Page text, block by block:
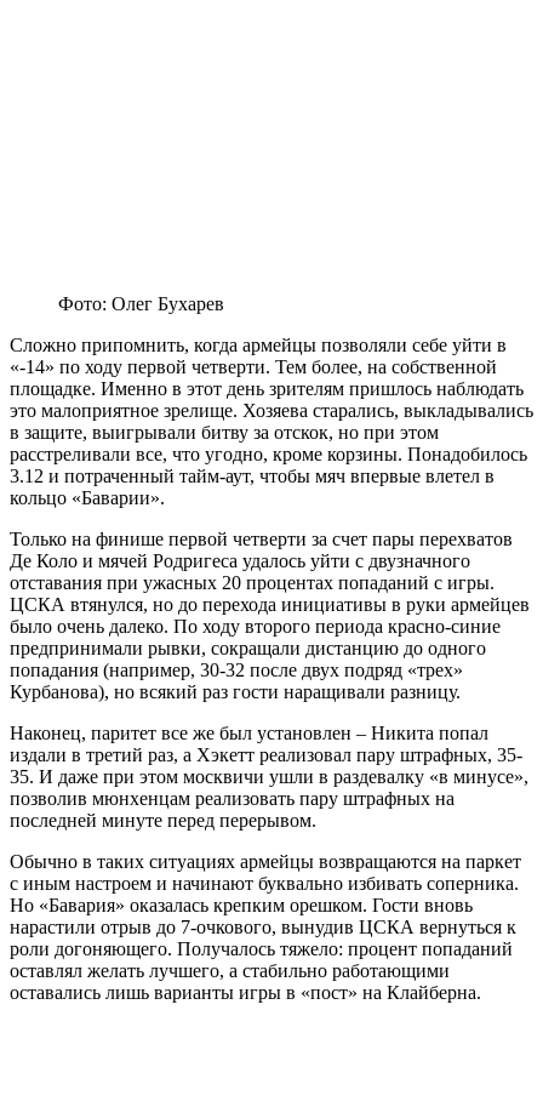
Фото: Олег Бухарев
Сложно припомнить, когда армейцы позволяли себе уйти в
«-14» по ходу первой четверти. Тем более, на собственной
площадке. Именно в этот день зрителям пришлось наблюдать
это малоприятное зрелище. Хозяева старались, выкладывались
в защите, выигрывали битву за отскок, но при этом
расстреливали все, что угодно, кроме корзины. Понадобилось
3.12 и потраченный тайм-аут, чтобы мяч впервые влетел в
кольцо «Баварии».
Только на финише первой четверти за счет пары перехватов
Де Коло и мячей Родригеса удалось уйти с двузначного
отставания при ужасных 20 процентах попаданий с игры.
ЦСКА втянулся, но до перехода инициативы в руки армейцев
было очень далеко. По ходу второго периода красно-синие
предпринимали рывки, сокращали дистанцию до одного
попадания (например, 30-32 после двух подряд «трех»
Курбанова), но всякий раз гости наращивали разницу.
Наконец, паритет все же был установлен – Никита попал
издали в третий раз, а Хэкетт реализовал пару штрафных, 35-
35. И даже при этом москвичи ушли в раздевалку «в минусе»,
позволив мюнхенцам реализовать пару штрафных на
последней минуте перед перерывом.
Обычно в таких ситуациях армейцы возвращаются на паркет
с иным настроем и начинают буквально избивать соперника.
Но «Бавария» оказалась крепким орешком. Гости вновь
нарастили отрыв до 7-очкового, вынудив ЦСКА вернуться к
роли догоняющего. Получалось тяжело: процент попаданий
оставлял желать лучшего, а стабильно работающими
оставались лишь варианты игры в «пост» на Клайберна.